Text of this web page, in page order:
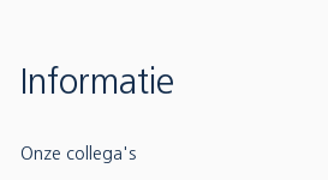
Informatie
Onze collega's